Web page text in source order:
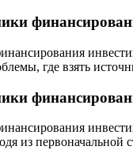
где взять
из